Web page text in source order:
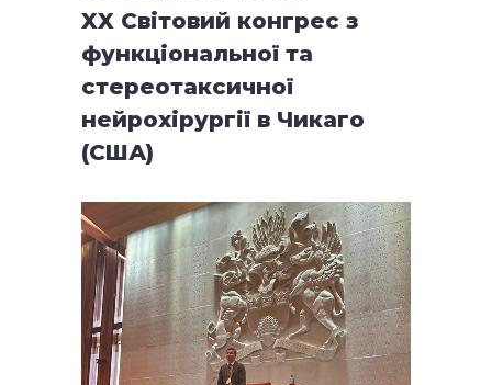
XX Світовий конгрес з
функціональної та
стереотаксичної
нейрохірургії в Чикаго
(США)